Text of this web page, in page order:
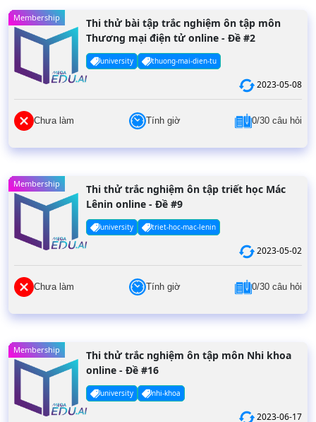
Membership
Thi thử bài tập trắc nghiệm ôn tập môn
Thương mại điện tử online - Đề #2
university thuong-mai-dien-tu
2023-05-08
Chưa làm Tính giờ 0/30 câu hỏi
Membership
Thi thử trắc nghiệm ôn tập triết học Mác
Lênin online - Đề #9
university triet-hoc-mac-lenin
2023-05-02
Chưa làm Tính giờ 0/30 câu hỏi
Membership
Thi thử trắc nghiệm ôn tập môn Nhi khoa
online - Đề #16
university nhi-khoa
2023-06-17